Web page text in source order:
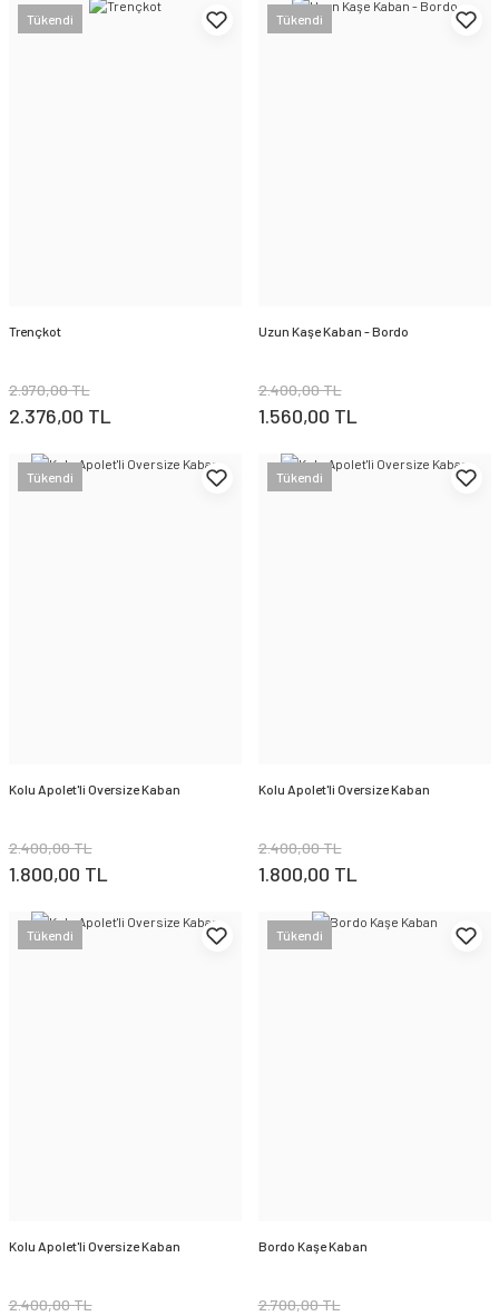
Tükendi
Trençkot
2.970,00 TL
2.376,00 TL
Tükendi
Uzun Kaşe Kaban - Bordo
2.400,00 TL
1.560,00 TL
Tükendi
Kolu Apolet'li Oversize Kaban
2.400,00 TL
1.800,00 TL
Tükendi
Kolu Apolet'li Oversize Kaban
2.400,00 TL
1.800,00 TL
Tükendi
Kolu Apolet'li Oversize Kaban
2.400,00 TL
Tükendi
Bordo Kaşe Kaban
2.700,00 TL